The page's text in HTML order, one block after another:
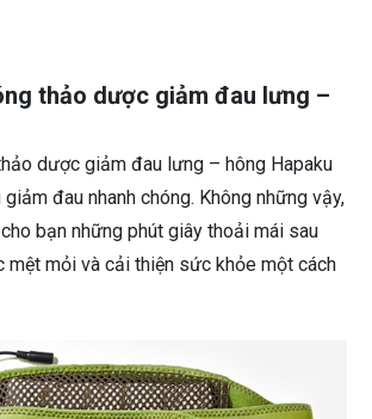
thảo dược giảm đau lưng –
dược giảm đau lưng – hông Hapaku
đau nhanh chóng. Không những vậy,
bạn những phút giây thoải mái sau
mệt mỏi và cải thiện sức khỏe một cách